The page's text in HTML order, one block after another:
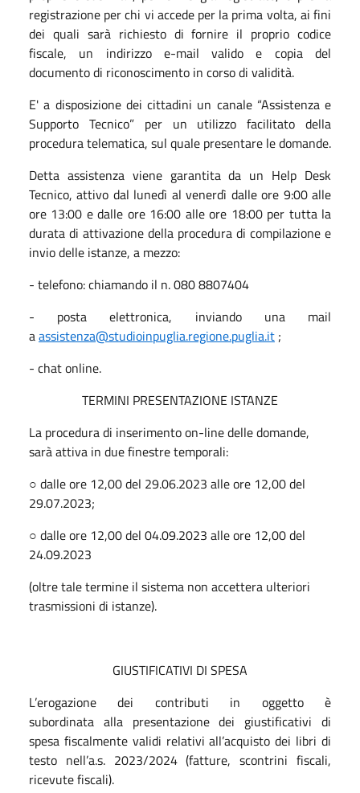
registrazione per chi vi accede per la prima volta, ai fini
dei quali sarà richiesto di fornire il proprio codice
fiscale, un indirizzo e-mail valido e copia del
documento di riconoscimento in corso di validità.
E' a disposizione dei cittadini un canale “Assistenza e
Supporto Tecnico” per un utilizzo facilitato della
procedura telematica, sul quale presentare le domande.
Detta assistenza viene garantita da un Help Desk
Tecnico, attivo dal lunedì al venerdì dalle ore 9:00 alle
ore 13:00 e dalle ore 16:00 alle ore 18:00 per tutta la
durata di attivazione della procedura di compilazione e
invio delle istanze, a mezzo:
- telefono: chiamando il n. 080 8807404
- posta elettronica, inviando una mail
aassistenza@studioinpuglia.regione.puglia.it ;
- chat online.
TERMINI PRESENTAZIONE ISTANZE
La procedura di inserimento on-line delle domande,
sarà attiva in due finestre temporali:
○ dalle ore 12,00 del 29.06.2023 alle ore 12,00 del
29.07.2023;
○ dalle ore 12,00 del 04.09.2023 alle ore 12,00 del
24.09.2023
(oltre tale termine il sistema non accettera ulteriori
trasmissioni di istanze).
GIUSTIFICATIVI DI SPESA
L’erogazione dei contributi in oggetto è
subordinata alla presentazionedei giustificativi di
spesa fiscalmente validi relativi all’acquisto dei libri di
testo nell’a.s. 2023/2024 (fatture, scontrini fiscali,
ricevute fiscali).